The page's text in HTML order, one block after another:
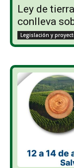
Ley de
conlleva
Legislación y